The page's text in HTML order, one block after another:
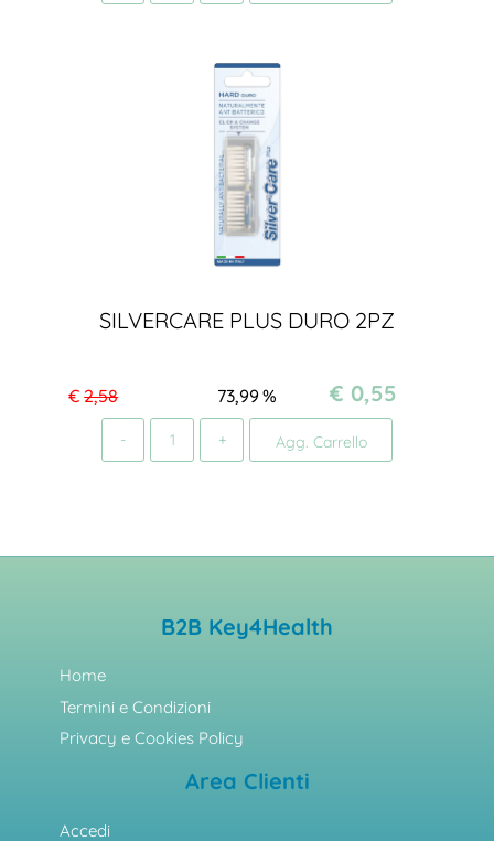
SILVERCARE PLUS DURO 2PZ
€ 2,58 %
73,99 € 0,55
Agg. Carrello
B2B Key4Health
Home
Termini e Condizioni
Privacy e Cookies Policy
Area Clienti
Accedi